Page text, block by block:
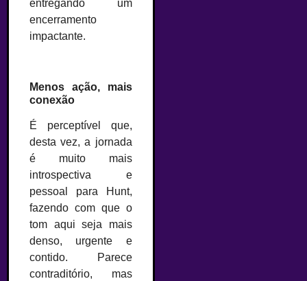
entregando um
encerramento
impactante.
Menos ação, mais
conexão
É perceptível que,
desta vez, a jornada
é muito mais
introspectiva e
pessoal para Hunt,
fazendo com que o
tom aqui seja mais
denso, urgente e
contido. Parece
contraditório, mas